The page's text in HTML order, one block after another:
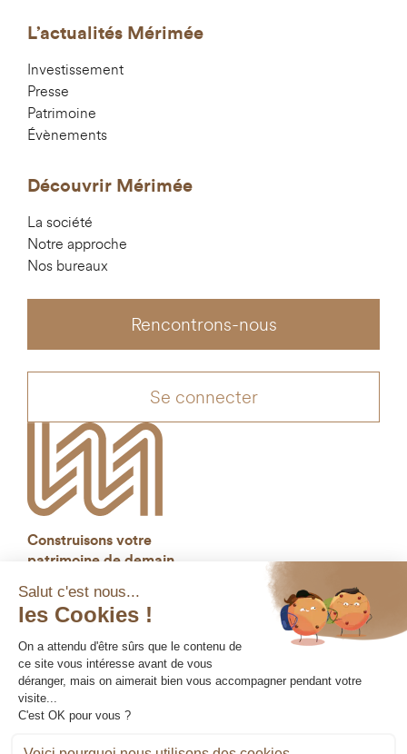
L’actualités Mérimée
Investissement
Presse
Patrimoine
Évènements
Découvrir Mérimée
La société
Notre approche
Nos bureaux
Rencontrons-nous
Se connecter
Construisons votre
patrimoine de demain
Gestion des cookies